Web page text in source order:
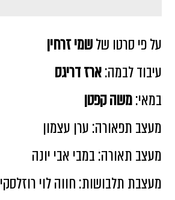
על פי סרטו שלשמי זרחין
עיבוד לבמה:ארז דריגס
במאי:משה קפטן
מעצב תפאורה: ערן עצמון
מעצב תאורה: במבי אבי יונה
מעצבת תלבושות: חווה לוי רוזלסקי